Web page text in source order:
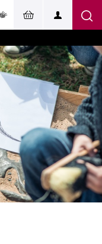
v českém
jazyce